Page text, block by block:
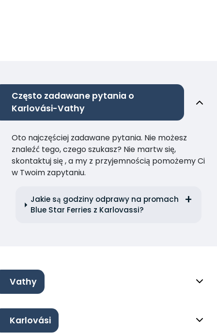
Często zadawane pytania o
Karlovási-Vathy
Oto najczęściej zadawane pytania. Nie możesz
znaleźć tego, czego szukasz? Nie martw się,
skontaktuj się , a my z przyjemnością pomożemy Ci
w Twoim zapytaniu.
Jakie są godziny odprawy na promach
Blue Star Ferries z Karlovassi?
Vathy
Karlovási